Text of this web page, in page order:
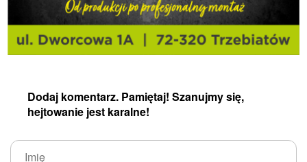
Dodaj komentarz. Pamiętaj! Szanujmy się,
hejtowanie jest karalne!